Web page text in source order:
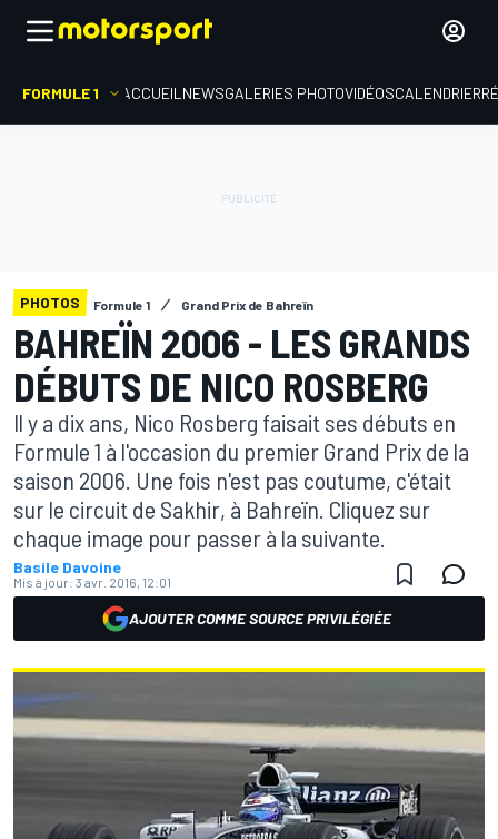
FORMULE 1 ACCUEIL NEWSGALERIES PHOTOVIDÉOSCALENDRIER
PHOTOS Formule 1 Grand Prix de Bahreïn
BAHREÏN 2006 - LES GRANDS
DÉBUTS DE NICO ROSBERG
Il y a dix ans, Nico Rosberg faisait ses débuts en
Formule 1 à l'occasion du premier Grand Prix de la
saison 2006. Une fois n'est pas coutume, c'était
sur le circuit de Sakhir, à Bahreïn. Cliquez sur
chaque image pour passer à la suivante.
Basile Davoine
Mis à jour: 3 avr. 2016, 12:01
AJOUTER COMME SOURCE PRIVILÉGIÉE